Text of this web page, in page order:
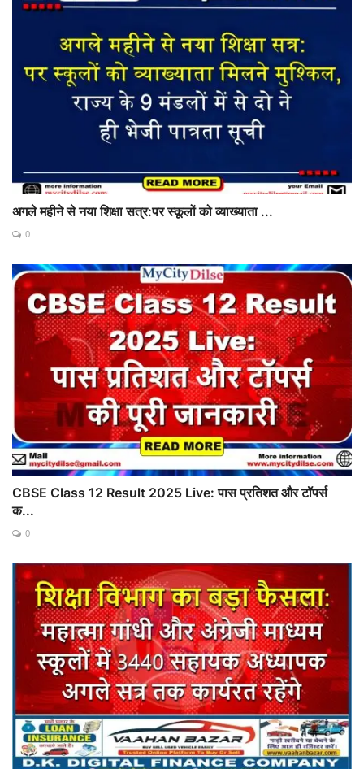
अगले महीने से नया शिक्षा सत्र:पर स्कूलों को व्याख्याता ...
0
CBSE Class 12 Result 2025 Live: पास प्रतिशत और टॉपर्स
क...
0